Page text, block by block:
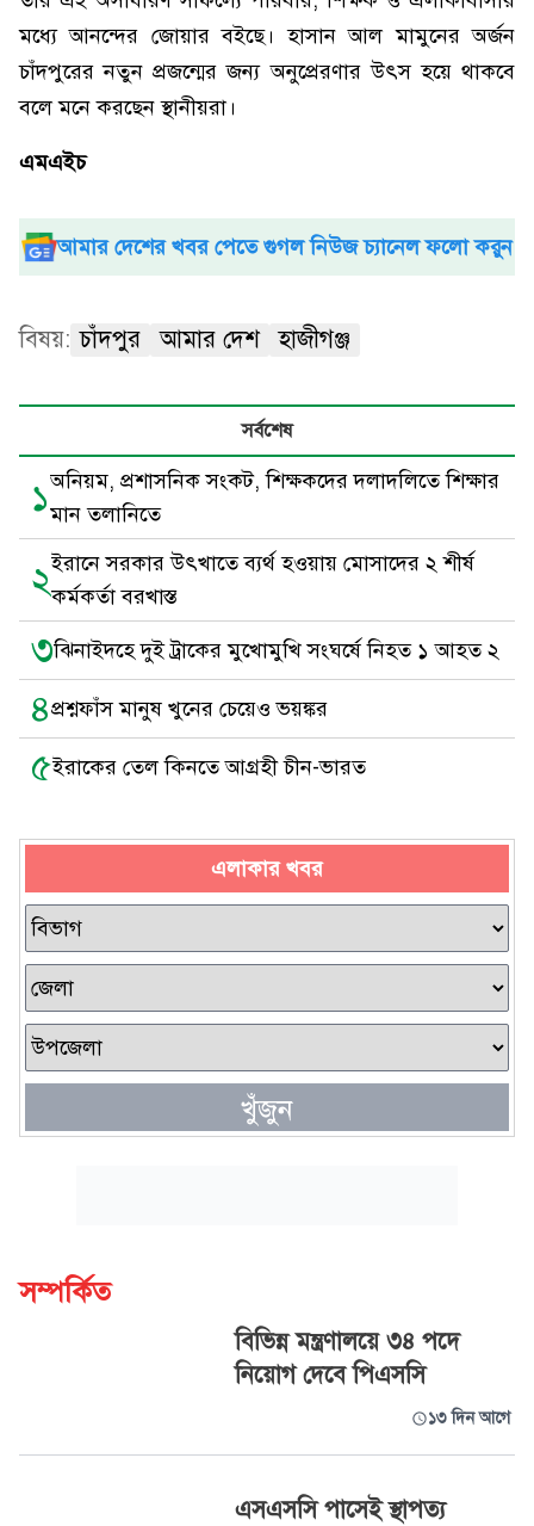
মধ্যে আনন্দের জোয়ার বইছে। হাসান আল মামুনের অর্জন
চাঁদপুরের নতুন প্রজন্মের জন্য অনুপ্রেরণার উৎস হয়ে থাকবে
বলে মনে করছেন স্থানীয়রা।
এমএইচ
আমার দেশের খবর পেতে গুগল নিউজ চ্যানেল ফলো করুন
বিষয়: চাঁদপুর আমার দেশ হাজীগঞ্জ
সর্বশেষ
১অনিয়ম, প্রশাসনিক সংকট, শিক্ষকদের দলাদলিতে শিক্ষার
মান তলানিতে
২ইরানে সরকার উৎখাতে ব্যর্থ হওয়ায় মোসাদের ২ শীর্ষ
কর্মকর্তা বরখাস্ত
৩ঝিনাইদহে দুই ট্রাকের মুখোমুখি সংঘর্ষে নিহত ১ আহত ২
৪প্রশ্নফাঁস মানুষ খুনের চেয়েও ভয়ঙ্কর
৫ইরাকের তেল কিনতে আগ্রহী চীন-ভারত
এলাকার খবর
খুঁজুন
সম্পর্কিত
বিভিন্ন মন্ত্রণালয়ে ৩৪ পদে
নিয়োগ দেবে পিএসসি
১৩ দিন আগে
এসএসসি পাসেই স্থাপত্য